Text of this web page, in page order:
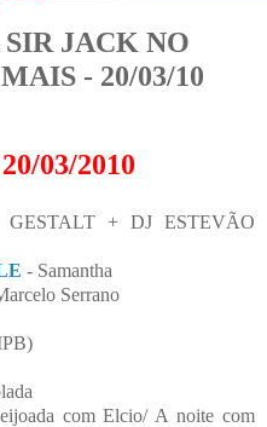
JACK NO
- 20/03/10
03/2010
+ DJ ESTEVÃO
- Samantha
Serrano
com Elcio/ A noite com